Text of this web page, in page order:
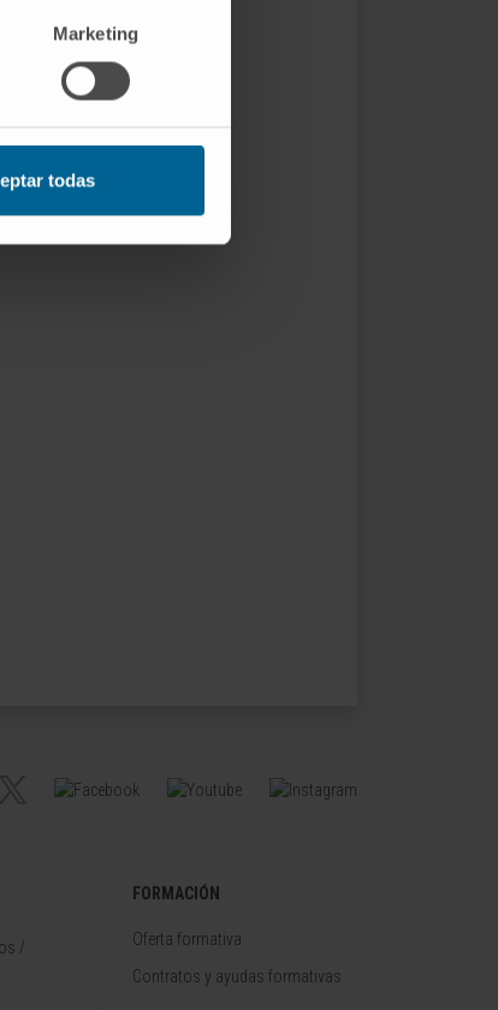
Marketing
todas
/
FORMACIÓN
Oferta formativa
Contratos y ayudas formativas